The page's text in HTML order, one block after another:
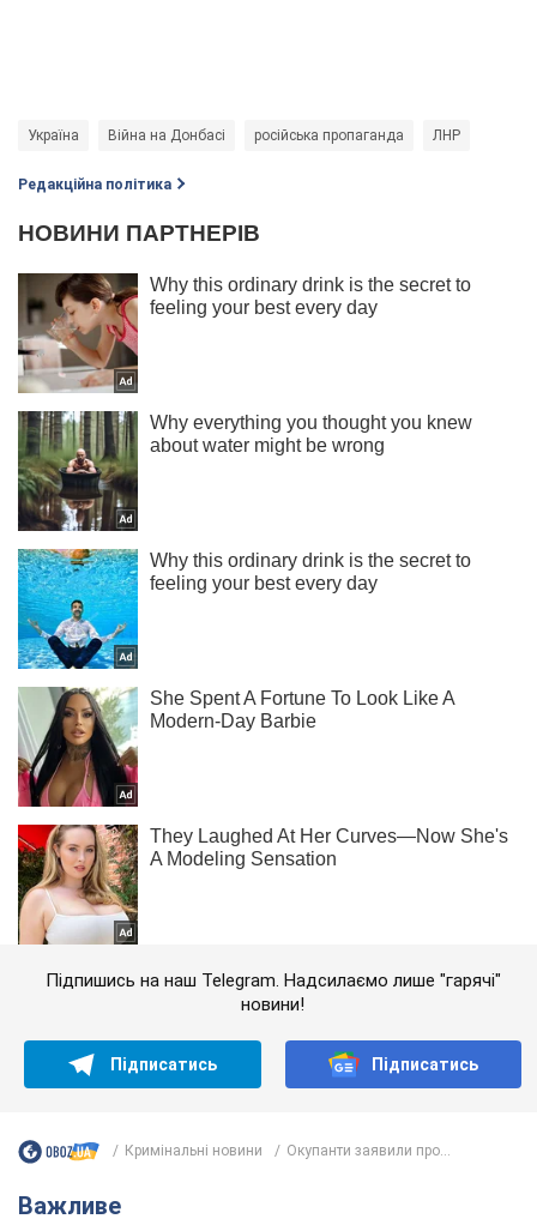
Україна Війна на Донбасі російська пропаганда ЛНР
Редакційна політика
Підпишись на наш Telegram. Надсилаємо лише "гарячі"
новини!
Підписатись Підписатись
Кримінальні новини Окупанти заявили про...
Важливе